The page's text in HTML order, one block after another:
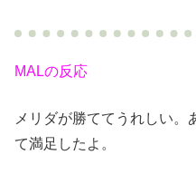
MALの反応
メリダが勝ててうれしい。
て満足したよ。